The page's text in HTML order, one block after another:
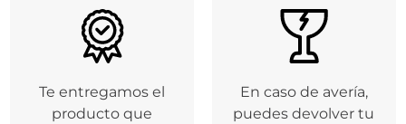
Te entregamos el
producto que
En caso de avería,
puedes devolver tu